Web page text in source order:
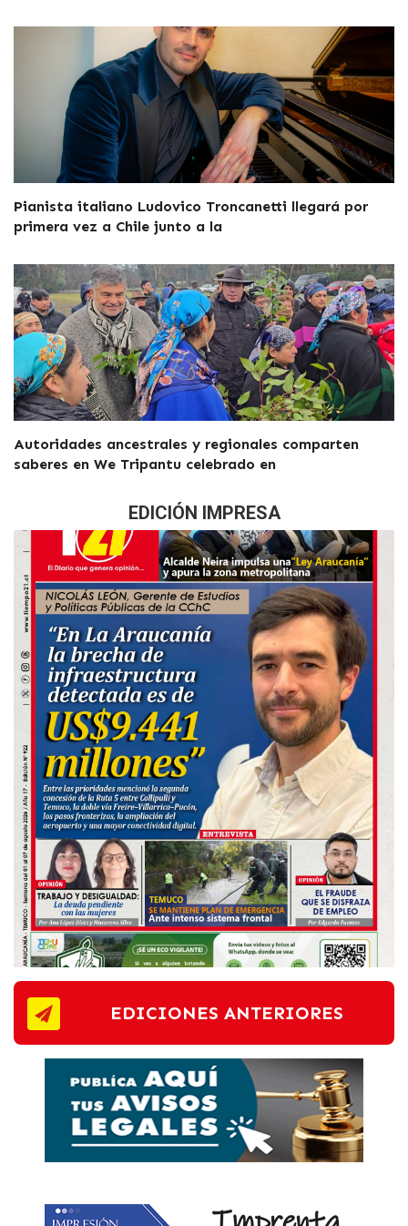
Pianista italiano Ludovico Troncanetti llegará por
primera vez a Chile junto a la
Autoridades ancestrales y regionales comparten
saberes en We Tripantu celebrado en
EDICIÓN IMPRESA
EDICIONES ANTERIORES